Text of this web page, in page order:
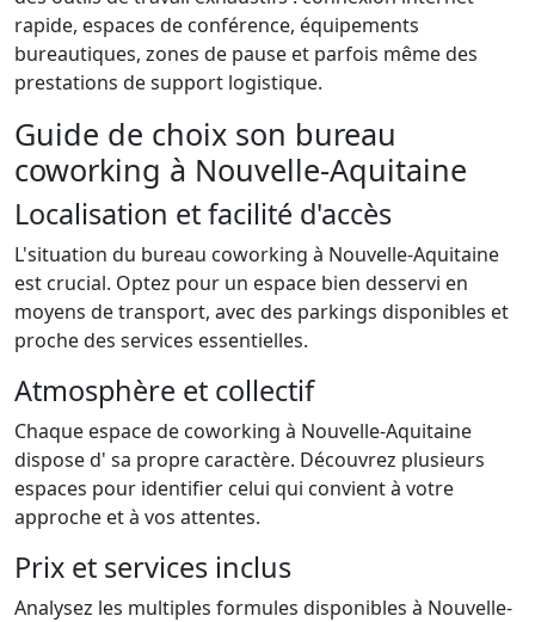
rapide, espaces de conférence, équipements
bureautiques, zones de pause et parfois même des
prestations de support logistique.
Guide de choix son bureau
coworking à Nouvelle-Aquitaine
Localisation et facilité d'accès
L'situation du bureau coworking à Nouvelle-Aquitaine
est crucial. Optez pour un espace bien desservi en
moyens de transport, avec des parkings disponibles et
proche des services essentielles.
Atmosphère et collectif
Chaque espace de coworking à Nouvelle-Aquitaine
dispose d' sa propre caractère. Découvrez plusieurs
espaces pour identifier celui qui convient à votre
approche et à vos attentes.
Prix et services inclus
Analysez les multiples formules disponibles à Nouvelle-